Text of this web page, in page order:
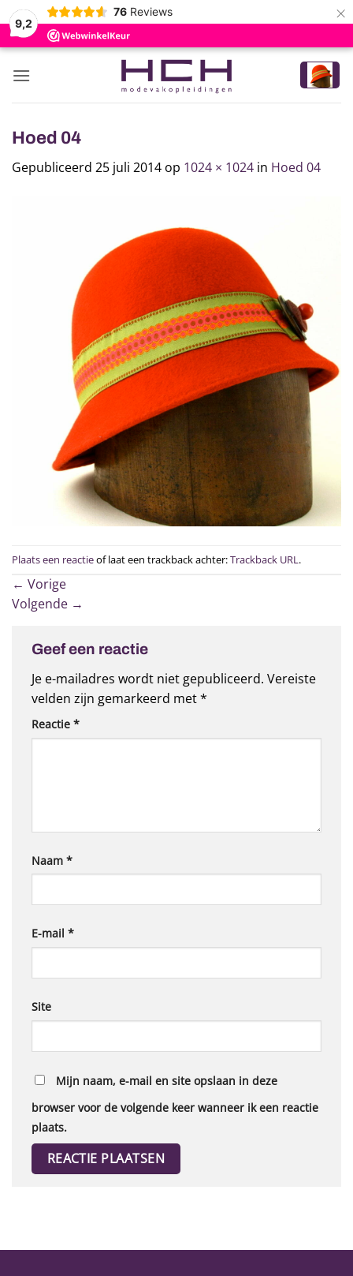
9,2
76 Reviews ×
Ga
naar
Hoed 04
Gepubliceerd 25 juli 2014 op 1024 × 1024 in Hoed 04
Plaats een reactieof laat een trackback achter:Trackback URL .
← Vorige
Volgende →
Geef een reactie
Je e-mailadres wordt niet gepubliceerd. Vereiste
velden zijn gemarkeerd met*
Reactie *
Naam *
E-mail *
Site
Mijn naam, e-mail en site opslaan in deze
browser voor de volgende keer wanneer ik een reactie
plaats.